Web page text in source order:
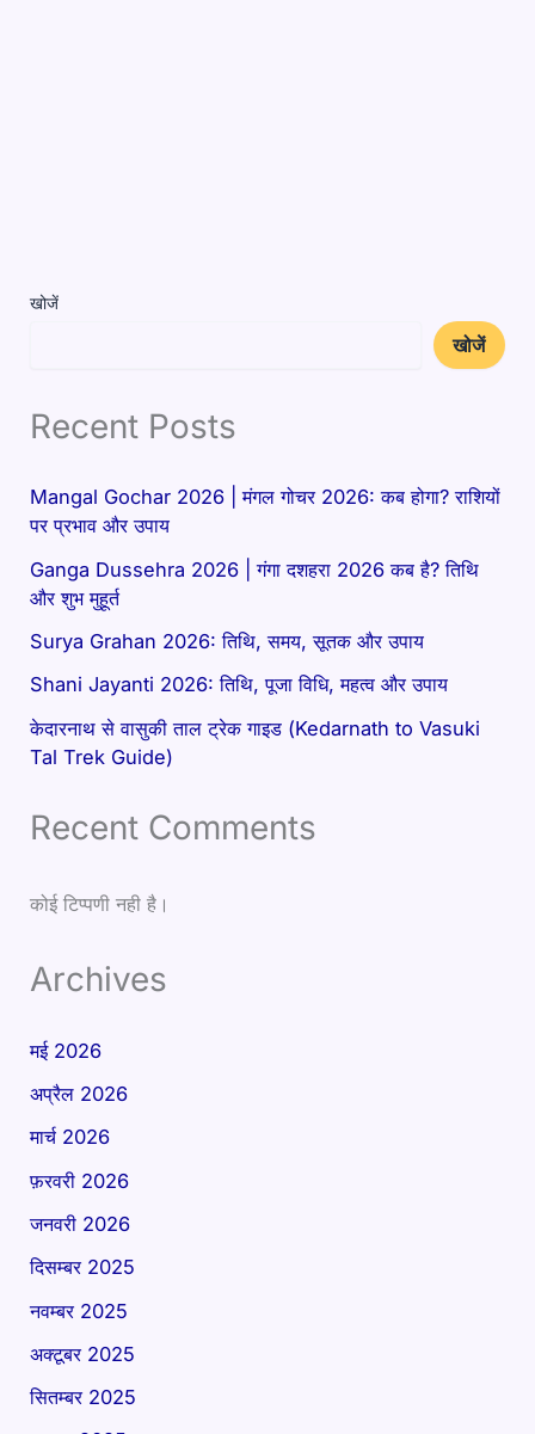
खोजें
खोजें
Recent Posts
Mangal Gochar 2026 | मंगल गोचर 2026: कब होगा? राशियों
पर प्रभाव और उपाय
Ganga Dussehra 2026 | गंगा दशहरा 2026 कब है? तिथि
और शुभ मुहूर्त
Surya Grahan 2026: तिथि, समय, सूतक और उपाय
Shani Jayanti 2026: तिथि, पूजा विधि, महत्व और उपाय
केदारनाथ से वासुकी ताल ट्रेक गाइड (Kedarnath to Vasuki
Tal Trek Guide)
Recent Comments
कोई टिप्पणी नही है।
Archives
मई 2026
अप्रैल 2026
मार्च 2026
फ़रवरी 2026
जनवरी 2026
दिसम्बर 2025
नवम्बर 2025
अक्टूबर 2025
सितम्बर 2025